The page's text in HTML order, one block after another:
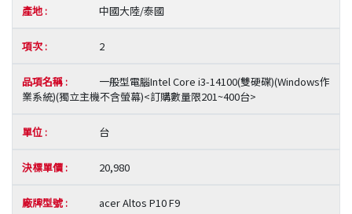
中國大陸/泰國
2
一般型電腦Intel Core i3-14100(雙硬碟)(Windows作
業系統)(獨立主機不含螢幕)<訂購數量限201~400台>
台
20,980
acer Altos P10 F9